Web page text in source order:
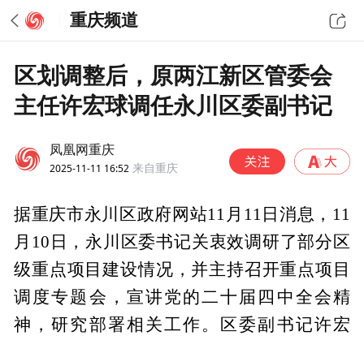
重庆频道
区划调整后，原两江新区管委会
主任许宏球调任永川区委副书记
凤凰网重庆
2025-11-11 16:52 来自重庆
据重庆市永川区政府网站11月11日消息，11
月10日，永川区委书记关衷效调研了部分区
级重点项目建设情况，并主持召开重点项目
调度专题会，宣讲党的二十届四中全会精
神，研究部署相关工作。区委副书记许宏